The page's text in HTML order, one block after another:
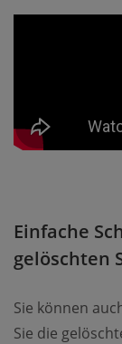
Einfache
gelöschten
Sie können
Sie die